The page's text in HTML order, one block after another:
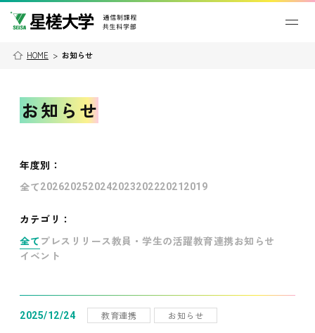
HOME > お知らせ
お知らせ
年度別 ：
全て202620252024202320222021 2019
カテゴリ：
全て プレスリリース教員・学生の活躍教育連携お知らせ
イベント
2025/12/24 教育連携 お知らせ